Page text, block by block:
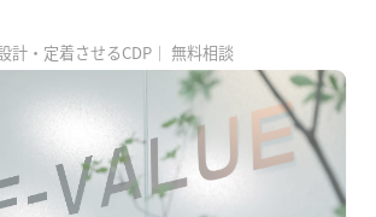
計・定着させるCDP｜ 無料相談